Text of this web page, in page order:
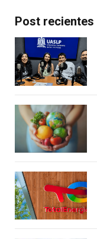
Post recientes